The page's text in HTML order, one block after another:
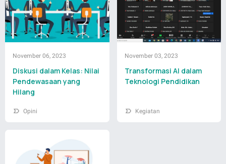
November 06, 2023
Diskusi dalam Kelas: Nilai
Pendewasaan yang
Hilang
Opini
November 03, 2023
Transformasi AI dalam
Teknologi Pendidikan
Kegiatan